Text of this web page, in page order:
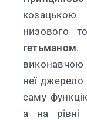
низового
гетьманом.
виконавчою
неї джерело
саму
а на рівні